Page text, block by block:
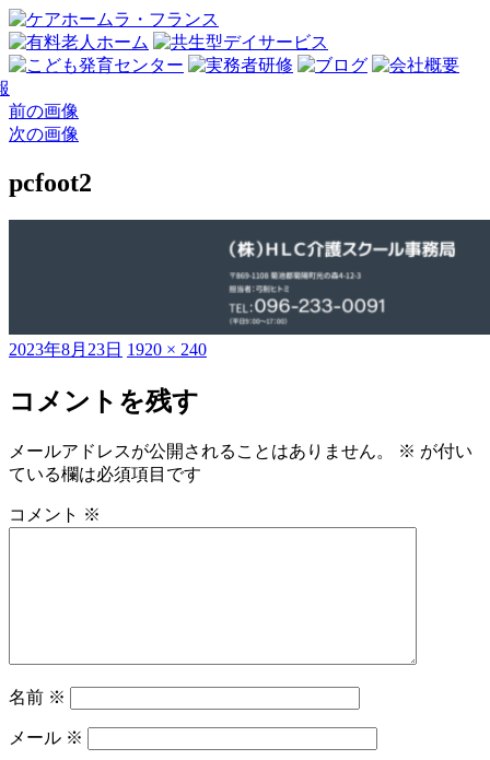
前の画像
次の画像
pcfoot2
投
日:
2023年8月23日 フ
サ
イ
1920 × 240
コメントを残す
メールアドレスが公開されることはありません。 ※ が付い
ている欄は必須項目です
コメント ※
名前 ※
メール ※